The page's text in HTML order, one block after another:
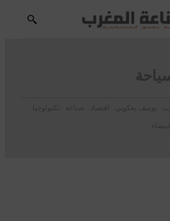
يوسف يعكوبي اقتصاد صناعة
تكنولوجيا